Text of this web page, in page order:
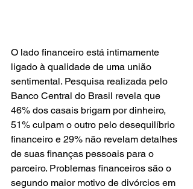
O lado financeiro está intimamente
ligado à qualidade de uma união
sentimental. Pesquisa realizada pelo
Banco Central do Brasil revela que
46% dos casais brigam por dinheiro,
51% culpam o outro pelo desequilíbrio
financeiro e 29% não revelam detalhes
de suas finanças pessoais para o
parceiro. Problemas financeiros são o
segundo maior motivo de divórcios em